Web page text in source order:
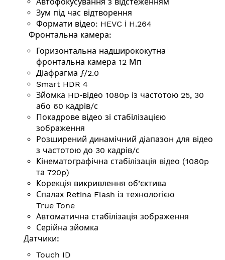
Зум під час відтворення
Формати відео: HEVC і H.264
Фронтальна камера:
Горизонтальна надширококутна
фронтальна камера 12 Мп
Діафрагма ƒ/2.0
Smart HDR 4
Зйомка HD‑відео 1080p із частотою 25, 30
або 60 кадрів/с
Покадрове відео зі стабілізацією
зображення
Розширений динамічний діапазон для відео
з частотою до 30 кадрів/с
Кінемато­графічна стабілізація відео (1080p
та 720p)
Корекція викривлення об’єктива
Спалах Retina Flash із технологією
True Tone
Автоматична стабілізація зображення
Серійна зйомка
Датчики:
Touch ID